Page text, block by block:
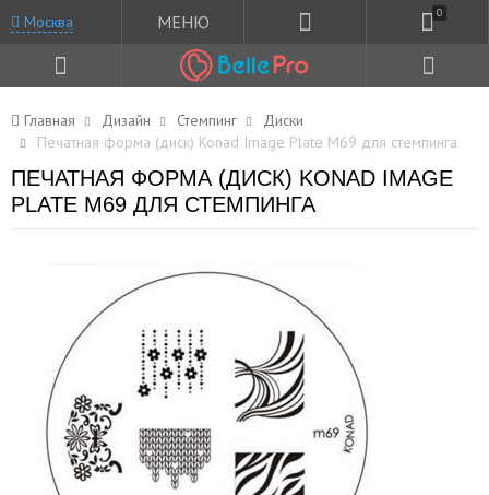
Москва МЕНЮ 0
Главная Дизайн Стемпинг
Диски
Печатная форма (диск) Konad Image Plate M69 для стемпинга
ПЕЧАТНАЯ ФОРМА (ДИСК) KONAD IMAGE
PLATE M69 ДЛЯ СТЕМПИНГА